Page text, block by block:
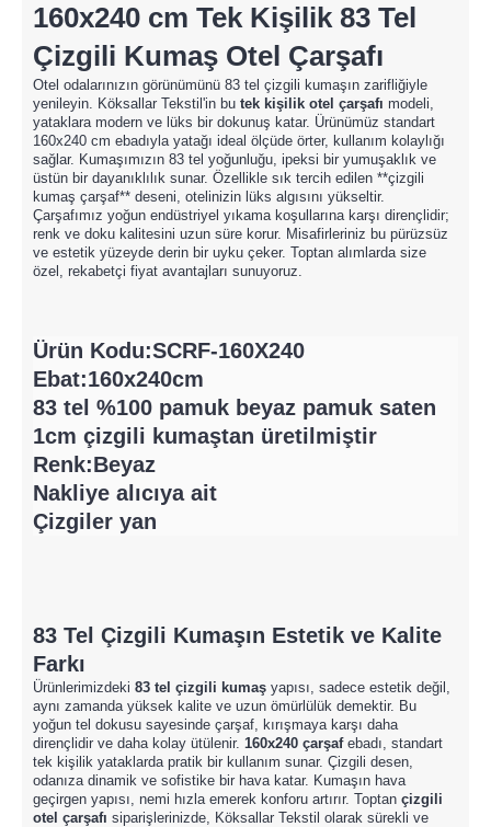
160x240 cm Tek Kişilik 83 Tel
Çizgili Kumaş Otel Çarşafı
Otel odalarınızın görünümünü 83 tel çizgili kumaşın zarifliğiyle
yenileyin. Köksallar Tekstil'in bu tek kişilik otel çarşafı modeli,
yataklara modern ve lüks bir dokunuş katar. Ürünümüz standart
160x240 cm ebadıyla yatağı ideal ölçüde örter, kullanım kolaylığı
sağlar. Kumaşımızın 83 tel yoğunluğu, ipeksi bir yumuşaklık ve
üstün bir dayanıklılık sunar. Özellikle sık tercih edilen **çizgili
kumaş çarşaf** deseni, otelinizin lüks algısını yükseltir.
Çarşafımız yoğun endüstriyel yıkama koşullarına karşı dirençlidir;
renk ve doku kalitesini uzun süre korur. Misafirleriniz bu pürüzsüz
ve estetik yüzeyde derin bir uyku çeker. Toptan alımlarda size
özel, rekabetçi fiyat avantajları sunuyoruz.
Ürün Kodu:SCRF-160X240
Ebat:160x240cm
83 tel %100 pamuk beyaz pamuk saten
1cm çizgili kumaştan üretilmiştir
Renk:Beyaz
Nakliye alıcıya ait
Çizgiler yan
83 Tel Çizgili Kumaşın Estetik ve Kalite
Farkı
Ürünlerimizdeki 83 tel çizgili kumaş yapısı, sadece estetik değil,
aynı zamanda yüksek kalite ve uzun ömürlülük demektir. Bu
yoğun tel dokusu sayesinde çarşaf, kırışmaya karşı daha
dirençlidir ve daha kolay ütülenir. 160x240 çarşafebadı, standart
tek kişilik yataklarda pratik bir kullanım sunar. Çizgili desen,
odanıza dinamik ve sofistike bir hava katar. Kumaşın hava
geçirgen yapısı, nemi hızla emerek konforu artırır. Toptan çizgili
otel çarşafı siparişlerinizde, Köksallar Tekstil olarak sürekli ve